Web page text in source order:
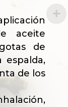
aceite
de
espalda,
de los